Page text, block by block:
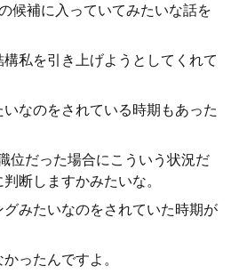
候補に入っていてみたいな話を
私を引き上げようとしてくれて
なのをされている時期もあった
位だった場合にこういう状況だ
断しますかみたいな。
みたいなのをされていた時期が
ったんですよ。